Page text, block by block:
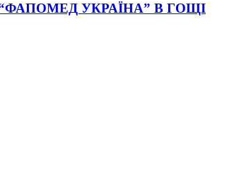
УКРАЇНА” В ГОЩІ